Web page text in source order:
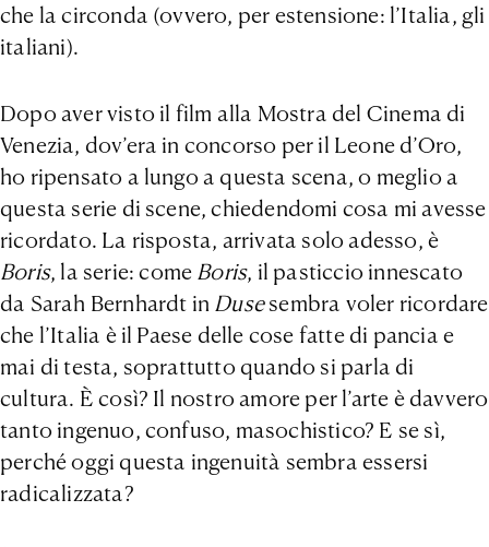
che la circonda (ovvero, per estensione: l’Italia, gli
italiani).
Dopo aver visto il film alla Mostra del Cinema di
Venezia, dov’era in concorso per il Leone d’Oro,
ho ripensato a lungo a questa scena, o meglio a
questa serie di scene, chiedendomi cosa mi avesse
ricordato. La risposta, arrivata solo adesso, è
Boris, la serie: come Boris, il pasticcio innescato
da Sarah Bernhardt in Dusesembra voler ricordare
che l’Italia è il Paese delle cose fatte di pancia e
mai di testa, soprattutto quando si parla di
cultura. È così? Il nostro amore per l’arte è davvero
tanto ingenuo, confuso, masochistico? E se sì,
perché oggi questa ingenuità sembra essersi
radicalizzata?